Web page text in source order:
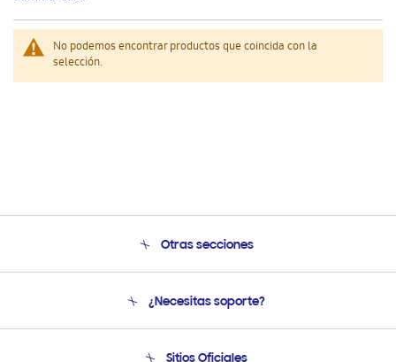
No podemos encontrar productos que coincida con la
selección.
artículo
Otras secciones
Soporte
¿Necesitas soporte?
Sitios Oficiales